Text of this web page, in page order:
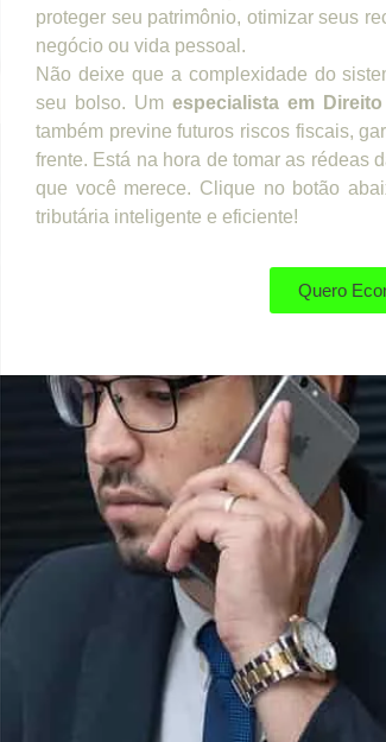
proteger seu patrimônio, otimizar seus
negócio ou vida pessoal.
Não deixe que a complexidade do
seu bolso. Um especialista em
também previne futuros riscos fiscais,
frente. Está na hora de tomar as rédeas
que você merece. Clique no botão
tributária inteligente e eficiente!
Quero